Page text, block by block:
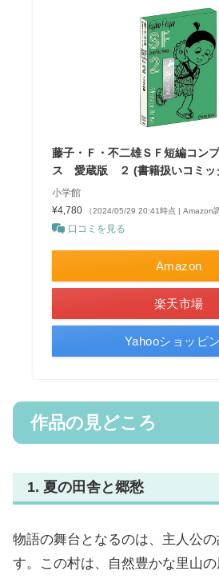
藤子・Ｆ・不二雄ＳＦ短編コン
ス 愛蔵版 ２ (書籍扱いコミッ
小学館
¥4,780
（2024/05/29 20:41時点 | Amazon調
口コミを見る
Amazon
楽天市場
Yahooショッピ
作品の見どころ
1. 夏の田舎と郷愁
物語の舞台となるのは、主人公
す。この村は、自然豊かな里山